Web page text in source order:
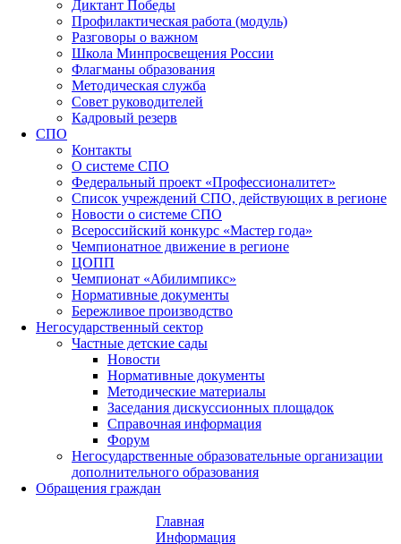
Диктант Победы
Профилактическая работа (модуль)
Разговоры о важном
Школа Минпросвещения России
Флагманы образования
Методическая служба
Совет руководителей
Кадровый резерв
СПО
Контакты
О системе СПО
Федеральный проект «Профессионалитет»
Список учреждений СПО, действующих в регионе
Новости о системе СПО
Всероссийский конкурс «Мастер года»
Чемпионатное движение в регионе
ЦОПП
Чемпионат «Абилимпикс»
Нормативные документы
Бережливое производство
Негосударственный сектор
Частные детские сады
Новости
Нормативные документы
Методические материалы
Заседания дискуссионных площадок
Справочная информация
Форум
Негосударственные образовательные организации
дополнительного образования
Обращения граждан
Главная
Информация